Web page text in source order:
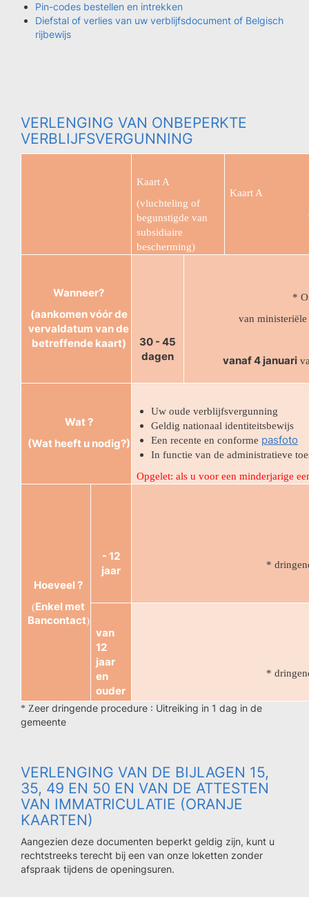
Pin-codes bestellen en intrekken
Diefstal of verlies van uw verblijfsdocument of Belgisch
rijbewijs
VERLENGING VAN ONBEPERKTE
VERBLIJFSVERGUNNING
Kaart A
(vluchteling of
begunstigde van
subsidiaire
bescherming)
Kaart A
Wanneer?
(aankomen vóór de
vervaldatum van de
betreffende kaart)
30 - 45
dagen
*
van
vanaf 4 januari
Wat ?
(Wat heeft u nodig?)
Uw oude verblijfsvergunning
Geldig nationaal identiteitsbewijs
Een recente en conforme pasfoto
In functie van de administratieve
Opgelet: als u voor een minderjarige
Hoeveel ?
(Enkel met
Bancontact)
- 12
jaar
*
van
12
jaar
en
ouder
*
* Zeer dringende procedure : Uitreiking in 1 dag in de
gemeente
VERLENGING VAN DE BIJLAGEN 15,
35, 49 EN 50 EN VAN DE ATTESTEN
VAN IMMATRICULATIE (ORANJE
KAARTEN)
Aangezien deze documenten beperkt geldig zijn, kunt u
rechtstreeks terecht bij een van onze loketten zonder
afspraak tijdens de openingsuren.